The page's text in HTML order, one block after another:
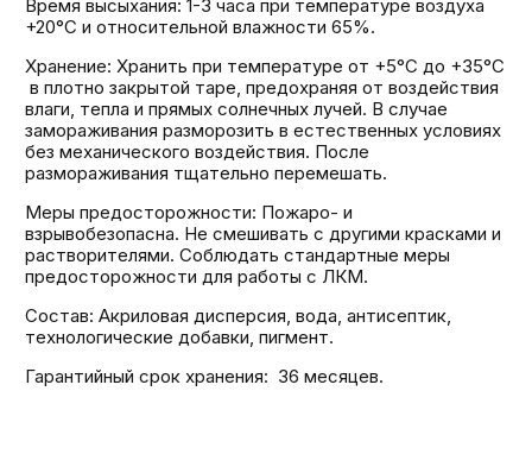
Время высыхания: 1-3 часа при температуре воздуха
+20°С и относительной влажности 65%.
Хранение: Хранить при температуре от +5°С до +35°С
в плотно закрытой таре, предохраняя от воздействия
влаги, тепла и прямых солнечных лучей. В случае
замораживания разморозить в естественных условиях
без механического воздействия. После
размораживания тщательно перемешать.
Меры предосторожности: Пожаро- и
взрывобезопасна. Не смешивать с другими красками и
растворителями. Соблюдать стандартные меры
предосторожности для работы с ЛКМ.
Состав: Акриловая дисперсия, вода, антисептик,
технологические добавки, пигмент.
Гарантийный срок хранения: 36 месяцев.